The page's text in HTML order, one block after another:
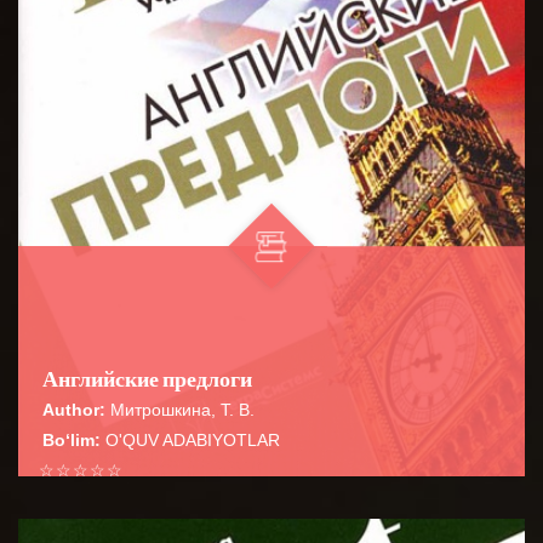
Английские предлоги
Author: Митрошкина, Т. В.
Bo‘lim: O'QUV ADABIYOTLAR
☆
☆
☆
☆
☆
Справочник содержит сведения о наиболее